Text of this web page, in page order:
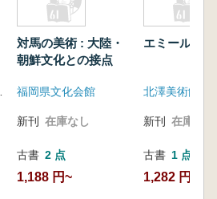
対馬の美術 : 大陸・
朝鮮文化との接点
福岡県文化会館
新刊 在庫なし
古書 2 点
1,188 円~
エミール・
北澤美術館
新刊 在庫なし
古書 1 点
1,282 円